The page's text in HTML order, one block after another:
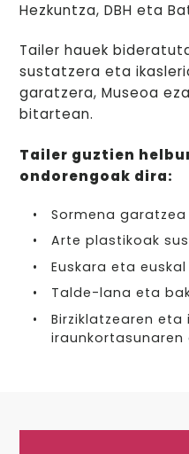
Hezkuntza, DBH eta
Tailer hauek
sustatzera eta
garatzera, Museoa
bitartean.
Tailer guztien
ondorengoak dira:
Sormena garatzea
Arte plastikoak
Euskara eta
Talde-lana eta
Birziklatzearen eta